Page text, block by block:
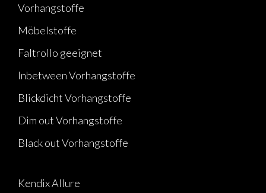
Vorhangstoffe
Möbelstoffe
Faltrollo geeignet
Inbetween Vorhangstoffe
Blickdicht Vorhangstoffe
Dim out Vorhangstoffe
Black out Vorhangstoffe
Kendix Allure